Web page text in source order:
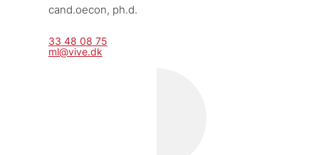
cand.oecon, ph.d.
33 48 08 75
ml@vive.dk